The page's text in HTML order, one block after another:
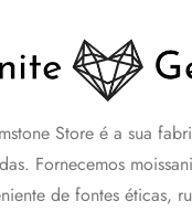
Store é a sua
Fornecemos
de fontes éticas,